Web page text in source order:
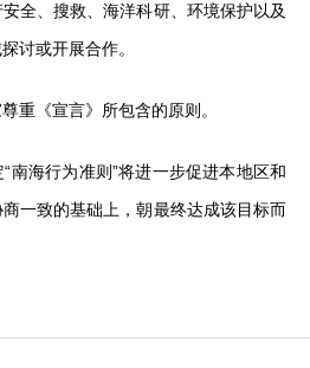
、搜救、海洋科研、环境保护以及
讨或开展合作。
《宣言》所包含的原则。
海行为准则”将进一步促进本地区和
一致的基础上，朝最终达成该目标而